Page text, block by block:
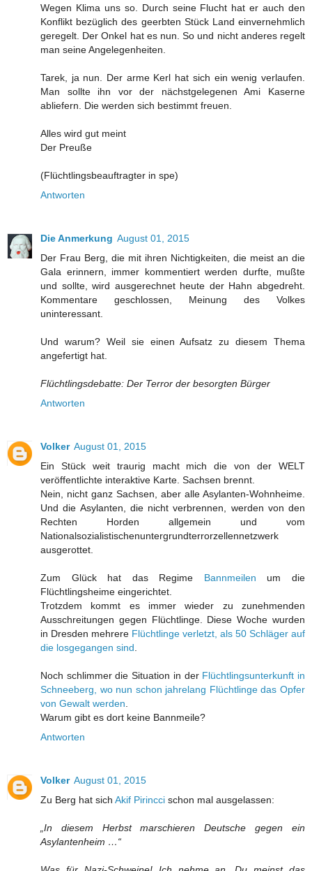
Wegen Klima uns so. Durch seine Flucht hat er auch den
Konflikt bezüglich des geerbten Stück Land einvernehmlich
geregelt. Der Onkel hat es nun. So und nicht anderes regelt
man seine Angelegenheiten.
Tarek, ja nun. Der arme Kerl hat sich ein wenig verlaufen.
Man sollte ihn vor der nächstgelegenen Ami Kaserne
abliefern. Die werden sich bestimmt freuen.
Alles wird gut meint
Der Preuße
(Flüchtlingsbeauftragter in spe)
Antworten
Die Anmerkung August 01, 2015
Der Frau Berg, die mit ihren Nichtigkeiten, die meist an die
Gala erinnern, immer kommentiert werden durfte, mußte
und sollte, wird ausgerechnet heute der Hahn abgedreht.
Kommentare geschlossen, Meinung des Volkes
uninteressant.
Und warum? Weil sie einen Aufsatz zu diesem Thema
angefertigt hat.
Flüchtlingsdebatte: Der Terror der besorgten Bürger
Antworten
Volker August 01, 2015
Ein Stück weit traurig macht mich die von der WELT
veröffentlichte interaktive Karte. Sachsen brennt.
Nein, nicht ganz Sachsen, aber alle Asylanten-Wohnheime.
Und die Asylanten, die nicht verbrennen, werden von den
Rechten Horden allgemein und vom
Nationalsozialistischenuntergrundterrorzellennetzwerk
ausgerottet.
Zum Glück hat das Regime Bannmeilen um die
Flüchtlingsheime eingerichtet.
Trotzdem kommt es immer wieder zu zunehmenden
Ausschreitungen gegen Flüchtlinge. Diese Woche wurden
in Dresden mehrere Flüchtlinge verletzt, als 50 Schläger auf
die losgegangen sind
Noch schlimmer die Situation in der Flüchtlingsunterkunft in
Schneeberg, wo nun schon jahrelang Flüchtlinge das Opfer
von Gewalt werden
Warum gibt es dort keine Bannmeile?
Antworten
Volker August 01, 2015
Zu Berg hat sich Akif Pirincci schon mal ausgelassen:
„In diesem Herbst marschieren Deutsche gegen ein
Asylantenheim …“